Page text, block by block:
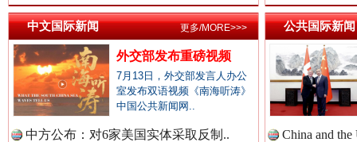
中国检察新闻网.
中国医药新闻网.
中文国际新闻
外交部发布重磅视频
7月13日，外交部发言人办公
室发布双语视频《南海听涛》
中国公共新闻网..
中方公布：对6家美国实体采取反制..
更多/MORE>>> 公共国际新闻
China and